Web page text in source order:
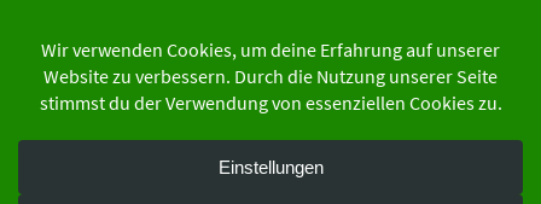
springen
der Schutzgemeinschaft Deutscher Wald
Bundesverband e.V.